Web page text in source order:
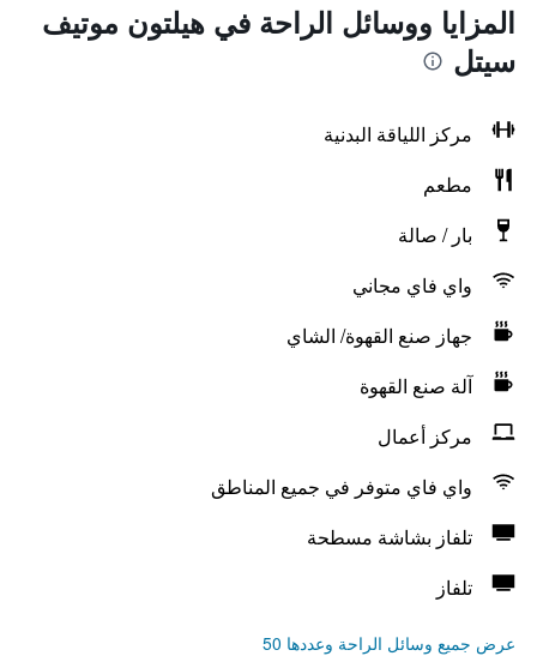
المزايا ووسائل الراحة في هيلتون موتيف
سيتل
مركز اللياقة البدنية
مطعم
بار / صالة
واي فاي مجاني
جهاز صنع القهوة/ الشاي
آلة صنع القهوة
مركز أعمال
واي فاي متوفر في جميع المناطق
تلفاز بشاشة مسطحة
تلفاز
عرض جميع وسائل الراحة وعددها 50